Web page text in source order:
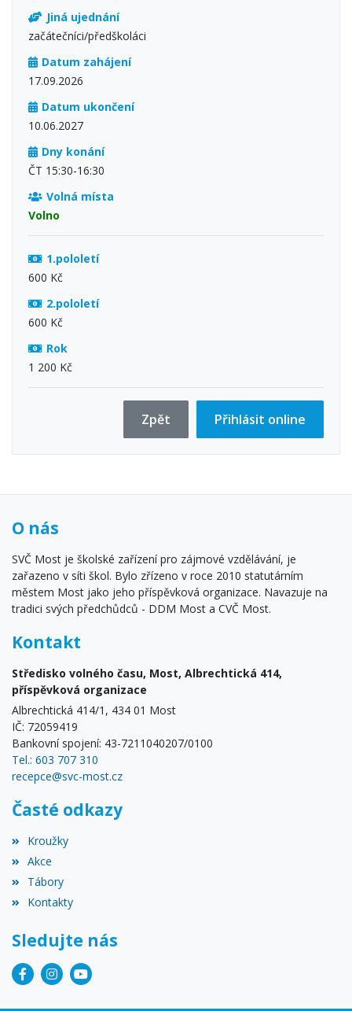
Jiná ujednání
začátečníci/předškoláci
Datum zahájení
17.09.2026
Datum ukončení
10.06.2027
Dny konání
ČT 15:30-16:30
Volná místa
Volno
1.pololetí
600 Kč
2.pololetí
600 Kč
Rok
1 200 Kč
Přihlásit online
Zpět
O nás
SVČ Most je školské zařízení pro zájmové vzdělávání, je
zařazeno v síti škol. Bylo zřízeno v roce 2010 statutárním
městem Most jako jeho příspěvková organizace. Navazuje na
tradici svých předchůdců - DDM Most a CVČ Most.
Kontakt
Středisko volného času, Most, Albrechtická 414,
příspěvková organizace
Albrechtická 414/1, 434 01 Most
IČ: 72059419
Bankovní spojení: 43-7211040207/0100
Tel.: 603 707 310
recepce@svc-most.cz
Časté odkazy
Kroužky
Akce
Tábory
Kontakty
Sledujte nás